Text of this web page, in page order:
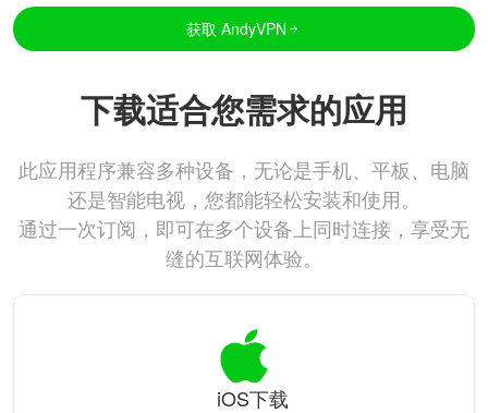
获取 AndyVPN
下载适合您需求的应用
此应用程序兼容多种设备，无论是手机、平板、电脑
还是智能电视，您都能轻松安装和使用。
通过一次订阅，即可在多个设备上同时连接，享受无
缝的互联网体验。
iOS下载